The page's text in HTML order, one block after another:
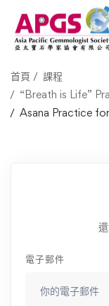
首頁
課程
“Breath is Life”
Asana Practice
電子郵件